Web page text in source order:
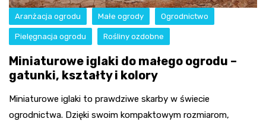
Aranżacja ogrodu Małe ogrody Ogrodnictwo
Pielęgnacja ogrodu Rośliny ozdobne
Miniaturowe iglaki do małego ogrodu –
gatunki, kształty i kolory
Miniaturowe iglaki to prawdziwe skarby w świecie
ogrodnictwa. Dzięki swoim kompaktowym rozmiarom,